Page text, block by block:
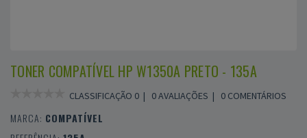
TONER COMPATÍVEL HP W1350A PRETO - 135A
CLASSIFICAÇÃO 0 | 0 AVALIAÇÕES | 0 COMENTÁRIOS
MARCA: COMPATÍVEL